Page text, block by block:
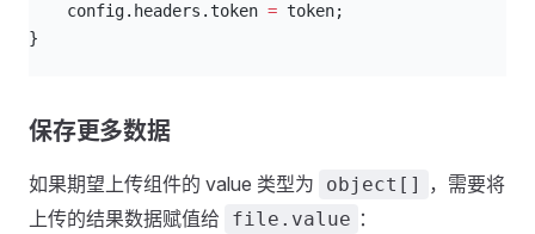
    config.headers.token
= token;
}
保存更多数据
如果期望上传组件的 value 类型为 object[]
，需要将
上传的结果数据赋值给
file.value ：